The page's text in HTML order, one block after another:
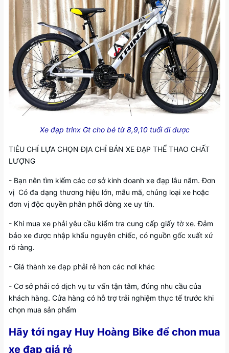
Xe đạp trinx Gt cho bé từ 8,9,10 tuổi đi được
TIÊU CHÍ LỰA CHỌN ĐỊA CHỈ BÁN XE ĐẠP THỂ THAO CHẤT
LƯỢNG
- Bạn nên tìm kiếm các cơ sở kinh doanh xe đạp lâu năm. Đơn
vị Có đa dạng thương hiệu lớn, mẫu mã, chủng loại xe hoặc
đơn vị độc quyền phân phối dòng xe uy tín.
- Khi mua xe phải yêu cầu kiểm tra cung cấp giấy tờ xe. Đảm
bảo xe được nhập khẩu nguyên chiếc, có nguồn gốc xuất xứ
rõ ràng.
- Giá thành xe đạp phải rẻ hơn các nơi khác
- Cơ sở phải có dịch vụ tư vấn tận tâm, đúng nhu cầu của
khách hàng. Cửa hàng có hỗ trợ trải nghiệm thực tế trước khi
chọn mua sản phẩm
Hãy tới ngay Huy Hoàng Bike để chon mua
xe đạp giá rẻ